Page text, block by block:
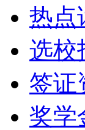
热点
选校
签证
奖学